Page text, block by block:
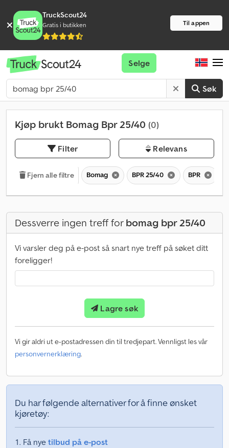
TruckScout24
Gratis i butikken Til appen
Søk
Selge
Kjøp brukt Bomag Bpr 25/40 (0)
Filter Relevans
Fjern alle filtre Bomag BPR 25/40 BPR
Dessverre ingen treff forbomag bpr 25/40
Vi varsler deg på e-post så snart nye treff på søket ditt
foreligger!
Lagre søk
Vi gir aldri ut e-postadressen din til tredjepart. Vennligst les vår
personvernerklæring.
Du har følgende alternativer for å finne ønsket
kjøretøy:
Få nye tilbud på e-post